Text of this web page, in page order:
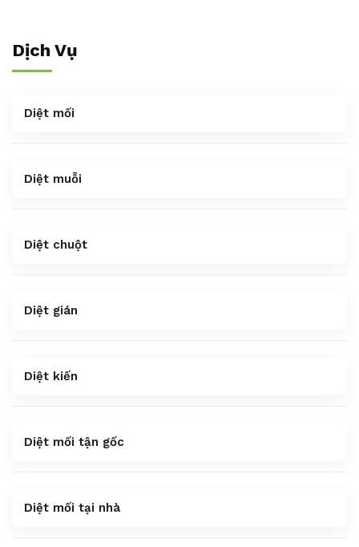
Dịch Vụ
Diệt mối
Diệt muỗi
Diệt chuột
Diệt gián
Diệt kiến
Diệt mối tận gốc
Diệt mối tại nhà